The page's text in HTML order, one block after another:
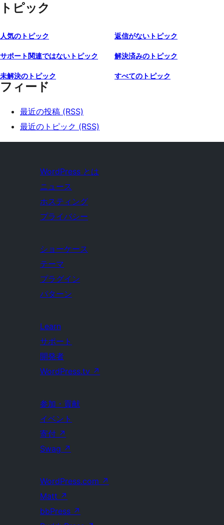
トピック
人気のトピック 返信がないトピック
サポート関連ではないトピック 解決済みのトピック
未解決のトピック すべてのトピック
フィード
最近の投稿 (RSS)
最近のトピック (RSS)
WordPress とは
ニュース
ホスティング
プライバシー
ショーケース
テーマ
プラグイン
パターン
Learn
サポート
開発者
WordPress.tv ↗
参加・貢献
イベント
寄付 ↗
Swag ↗
WordPress.com ↗
Matt ↗
bbPress ↗